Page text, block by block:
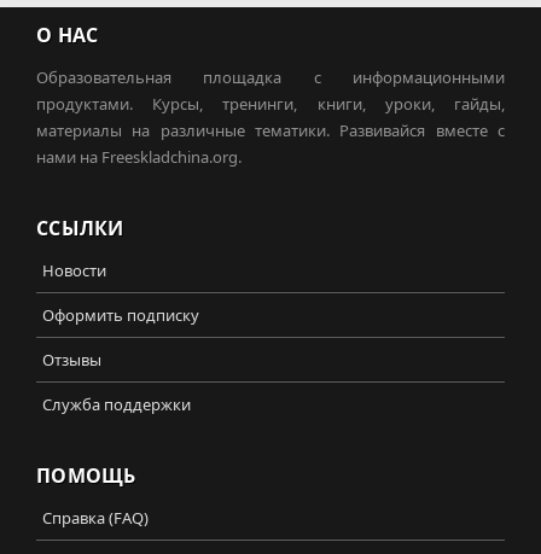
О НАС
Образовательная площадка с информационными
продуктами. Курсы, тренинги, книги, уроки, гайды,
материалы на различные тематики. Развивайся вместе с
нами на Freeskladchina.org.
ССЫЛКИ
Новости
Оформить подписку
Отзывы
Служба поддержки
ПОМОЩЬ
Справка (FAQ)